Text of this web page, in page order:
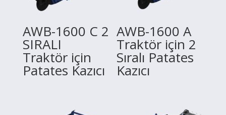
AWB-1600 C 2
SIRALI
Traktör için
Patates Kazıcı
AWB-1600 A
Traktör için 2
Sıralı Patates
Kazıcı